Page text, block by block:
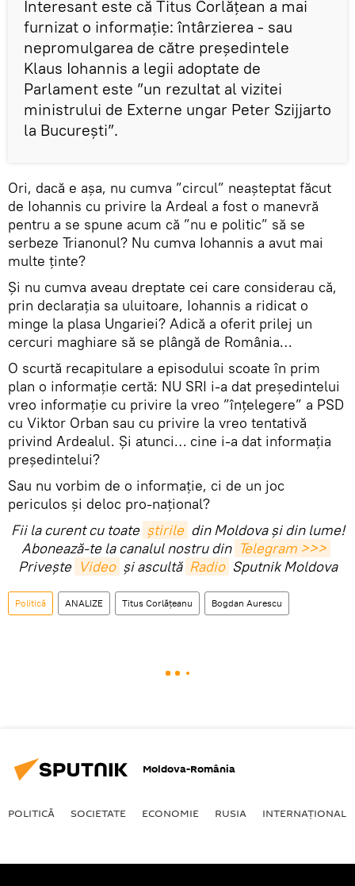
Interesant este că Titus Corlățean a mai
furnizat o informație: întârzierea - sau
nepromulgarea de către președintele
Klaus Iohannis a legii adoptate de
Parlament este ”un rezultat al vizitei
ministrului de Externe ungar Peter Szijjarto
la București”.
Ori, dacă e așa, nu cumva ”circul” neașteptat făcut
de Iohannis cu privire la Ardeal a fost o manevră
pentru a se spune acum că ”nu e politic” să se
serbeze Trianonul? Nu cumva Iohannis a avut mai
multe ținte?
Și nu cumva aveau dreptate cei care considerau că,
prin declarația sa uluitoare, Iohannis a ridicat o
minge la plasa Ungariei? Adică a oferit prilej un
cercuri maghiare să se plângă de România…
O scurtă recapitulare a episodului scoate în prim
plan o informație certă: NU SRI i-a dat președintelui
vreo informație cu privire la vreo ”înțelegere” a PSD
cu Viktor Orban sau cu privire la vreo tentativă
privind Ardealul. Și atunci… cine i-a dat informația
președintelui?
Sau nu vorbim de o informație, ci de un joc
periculos și deloc pro-național?
Fii la curent cu toate știrile din Moldova și din lume!
Abonează-te la canalul nostru din Telegram >>>
Privește Video și ascultă Radio Sputnik Moldova
Politică ANALIZE Titus Corlățeanu Bogdan Aurescu
Moldova-România
POLITICĂ SOCIETATE ECONOMIE RUSIA INTERNAŢIONAL